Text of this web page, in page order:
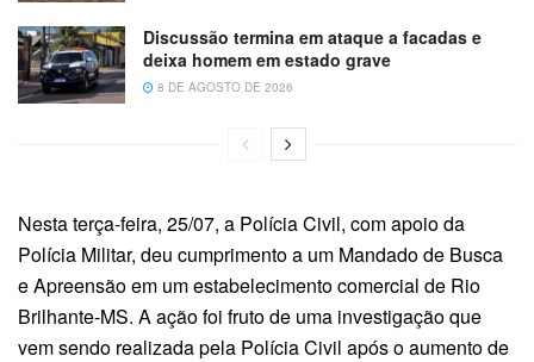
Discussão termina em ataque a facadas e
deixa homem em estado grave
8 DE AGOSTO DE 2026
Nesta terça-feira, 25/07, a Polícia Civil, com apoio da
Polícia Militar, deu cumprimento a um Mandado de Busca
e Apreensão em um estabelecimento comercial de Rio
Brilhante-MS. A ação foi fruto de uma investigação que
vem sendo realizada pela Polícia Civil após o aumento de